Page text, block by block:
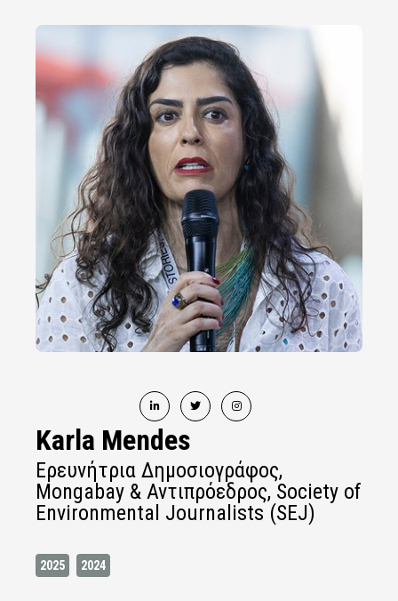
Karla Mendes
Ερευνήτρια Δημοσιογράφος,
Mongabay & Αντιπρόεδρος, Society of
Environmental Journalists (SEJ)
2025 2024